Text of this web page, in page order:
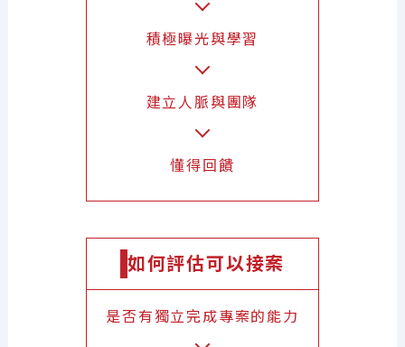
積極曝光與學習
建立人脈與團隊
懂得回饋
如何評估可以接案
是否有獨立完成專案的能力